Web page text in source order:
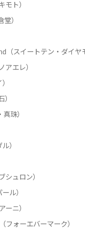
ト）
）
（スイートテン・ダイヤ
アエレ）
珠）
）
シュロン）
ル）
ーニ）
フォーエバーマーク）